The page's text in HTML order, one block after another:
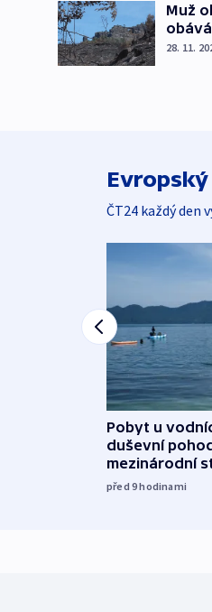
Muž
28. 11.
ČT24 každý den
Pobyt u
duševní
mezinárodní
před 9hodinami